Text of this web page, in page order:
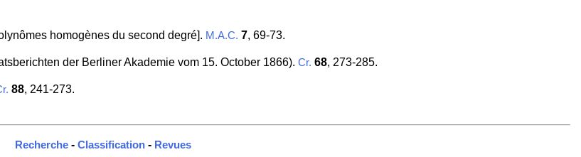
homogènes du second degré]. M.A.C. 7, 69-73.
der Berliner Akademie vom 15. October 1866). Cr. 68, 273-285.
88, 241-273.
Recherche - Classification - Revues